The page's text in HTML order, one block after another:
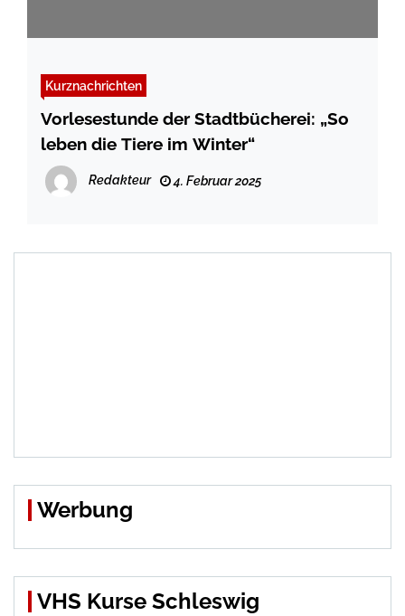
Kurznachrichten
Vorlesestunde der Stadtbücherei: „So
leben die Tiere im Winter“
Redakteur 4. Februar 2025
Werbung
VHS Kurse Schleswig